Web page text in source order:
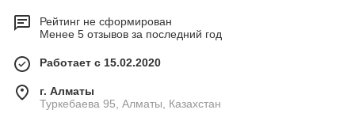
Рейтинг не сформирован
Менее 5 отзывов за последний год
Работает с 15.02.2020
г. Алматы
Туркебаева 95, Алматы, Казахстан